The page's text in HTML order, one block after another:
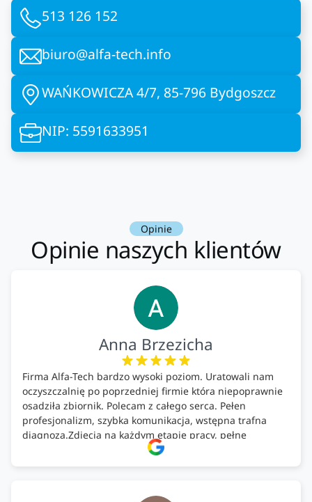
513 126 152
biuro@alfa-tech.info
WAŃKOWICZA 4/7, 85-796 Bydgoszcz
NIP: 5591633951
Opinie
Opinie naszych klientów
Anna Brzezicha
Firma Alfa-Tech bardzo wysoki poziom. Uratowali nam
oczyszczalnię po poprzedniej firmie która niepoprawnie
osadziła zbiornik. Polecam z całego serca. Pełen
profesjonalizm, szybka komunikacja, wstępna trafna
diagnoza.Zdjęcia na każdym etapie pracy, pełne
doradztwo.Dobrze wyszkoleni i znający się na rzeczy.
Podsumowując ekipa na wysokim poziomie, rzetelna.